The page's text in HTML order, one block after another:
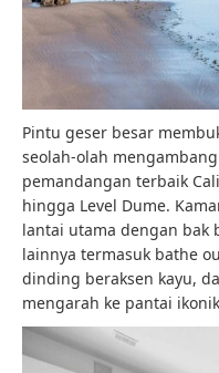
Pintu geser besar
seolah-olah
pemandangan terbaik
hingga Level Dume.
lantai utama dengan bak
lainnya termasuk bathe
dinding beraksen kayu,
mengarah ke pantai